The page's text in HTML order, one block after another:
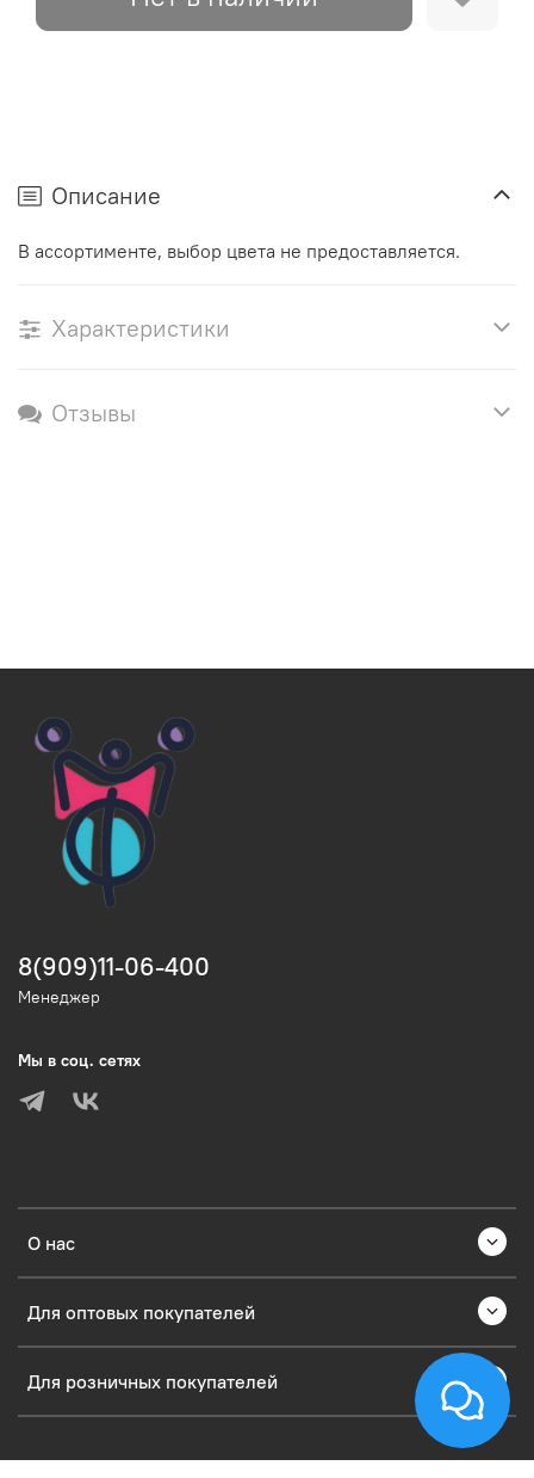
Описание
В ассортименте, выбор цвета не предоставляется.
Характеристики
Отзывы
О нас
Для оптовых покупателей
Для розничных покупателей
8(909)11-06-400
Менеджер
Мы в соц. сетях